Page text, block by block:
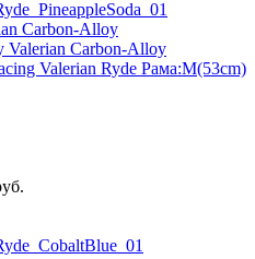
Valerian Ryde Рама:M(53cm)